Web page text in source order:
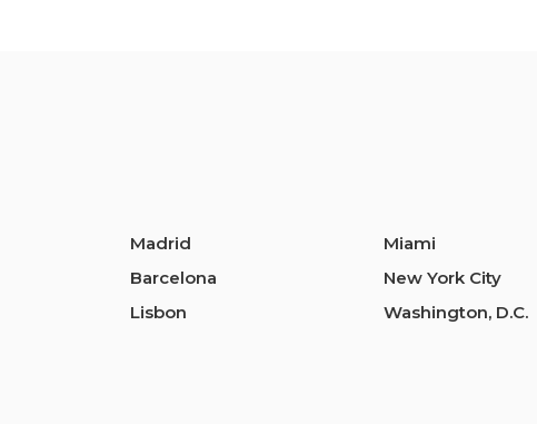
Madrid
Barcelona
Lisbon
Miami
New York City
Washington, D.C.